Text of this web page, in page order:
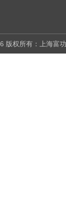
版权所有：上海富